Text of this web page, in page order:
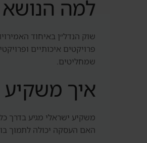
למה
שוק הנדל״ן באיחוד
שמחליטים.
איך משקיע
משקיע ישראלי מגיע בדרך
האם העסקה יכולה לתמוך